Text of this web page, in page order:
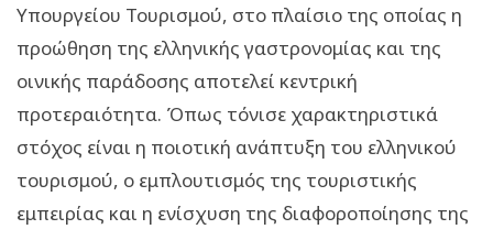
Υπουργείου Τουρισμού, στο πλαίσιο της οποίας η
προώθηση της ελληνικής γαστρονομίας και της
οινικής παράδοσης αποτελεί κεντρική
προτεραιότητα. Όπως τόνισε χαρακτηριστικά
στόχος είναι η ποιοτική ανάπτυξη του ελληνικού
τουρισμού, ο εμπλουτισμός της τουριστικής
εμπειρίας και η ενίσχυση της διαφοροποίησης της